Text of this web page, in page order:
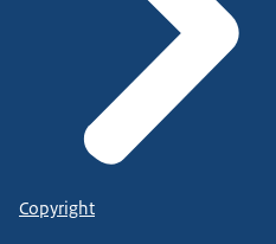
Copyright